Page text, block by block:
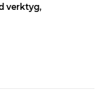
verktyg,